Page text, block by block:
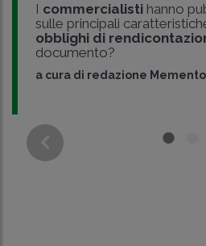
I commercialistihanno
sulle principali
obblighi di
documento?
a cura di redazione Memento